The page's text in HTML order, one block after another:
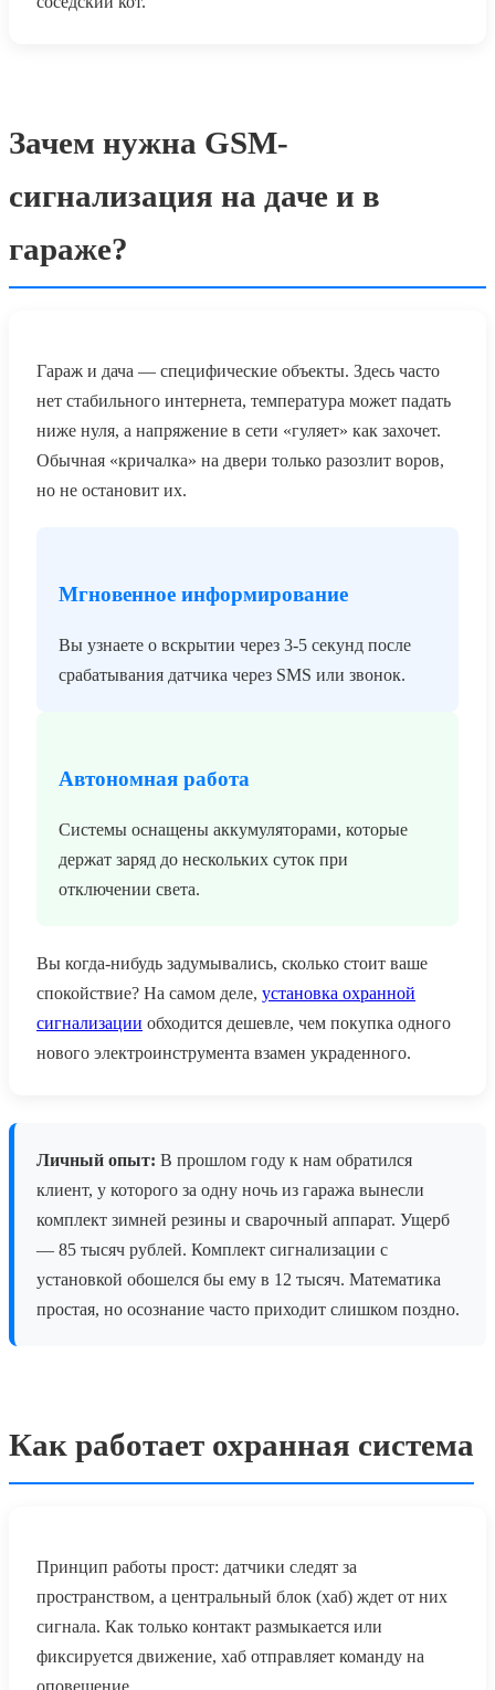
Зачем нужна GSM-
сигнализация на даче и в
гараже?
Гараж и дача — специфические объекты. Здесь часто
нет стабильного интернета, температура может падать
ниже нуля, а напряжение в сети «гуляет» как захочет.
Обычная «кричалка» на двери только разозлит воров,
но не остановит их.
Мгновенное информирование
Вы узнаете о вскрытии через 3-5 секунд после
срабатывания датчика через SMS или звонок.
Автономная работа
Системы оснащены аккумуляторами, которые
держат заряд до нескольких суток при
отключении света.
Вы когда-нибудь задумывались, сколько стоит ваше
спокойствие? На самом деле, установка охранной
сигнализации обходится дешевле, чем покупка одного
нового электроинструмента взамен украденного.
Личный опыт: В прошлом году к нам обратился
клиент, у которого за одну ночь из гаража вынесли
комплект зимней резины и сварочный аппарат. Ущерб
— 85 тысяч рублей. Комплект сигнализации с
установкой обошелся бы ему в 12 тысяч. Математика
простая, но осознание часто приходит слишком поздно.
Как работает охранная система
Принцип работы прост: датчики следят за
пространством, а центральный блок (хаб) ждет от них
сигнала. Как только контакт размыкается или
фиксируется движение, хаб отправляет команду на
оповещение.